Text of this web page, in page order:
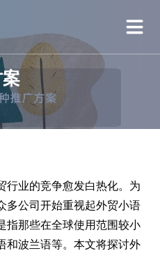
行业的竞争愈发白热化。为
多公司开始重视起外贸小语
指那些在全球使用范围较小
和波兰语等。本文将探讨外